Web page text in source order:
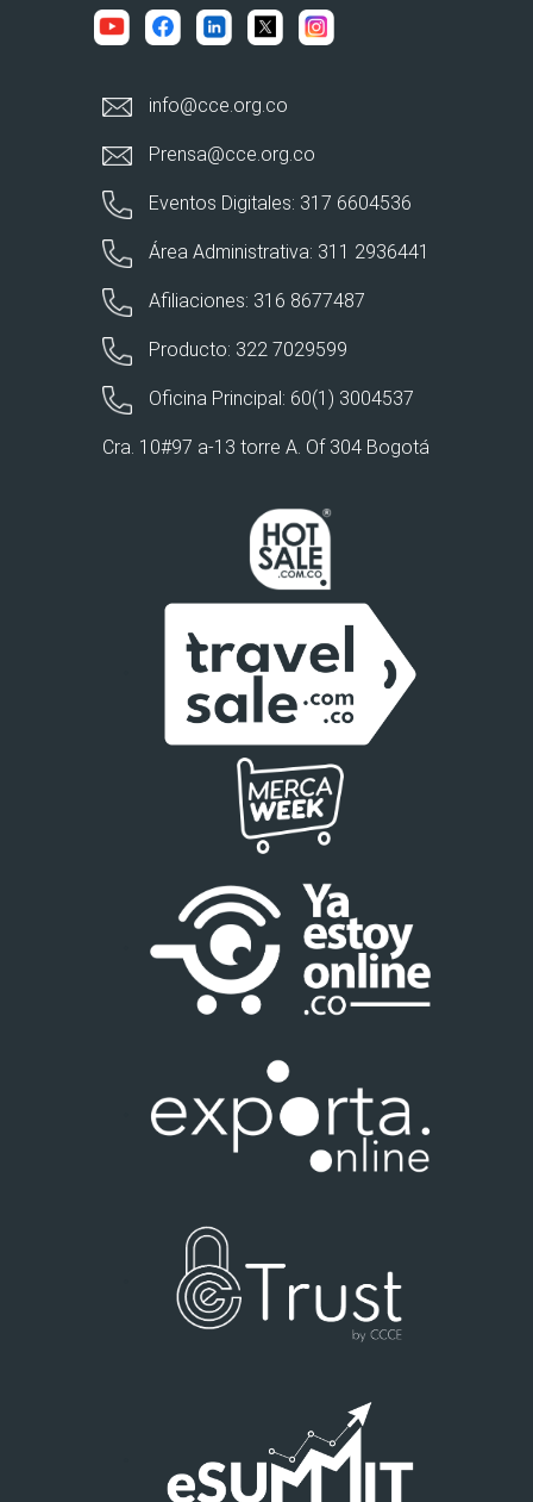
info@cce.org.co
Prensa@cce.org.co
Eventos Digitales: 317 6604536
Área Administrativa: 311 2936441
Afiliaciones: 316 8677487
Producto: 322 7029599
Oficina Principal: 60(1) 3004537
Cra. 10#97 a-13 torre A. Of 304 Bogotá